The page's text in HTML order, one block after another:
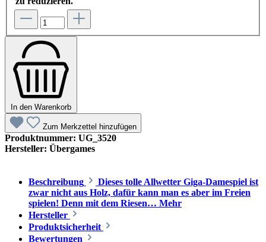
In den Warenkorb
Zum Merkzettel hinzufügen
Produktnummer: UG_3520
Hersteller: Übergames
Beschreibung
Dieses tolle Allwetter Giga-Damespiel ist
zwar nicht aus Holz, dafür kann man es aber im Freien
spielen! Denn mit dem Riesen… Mehr
Hersteller
Produktsicherheit
Bewertungen